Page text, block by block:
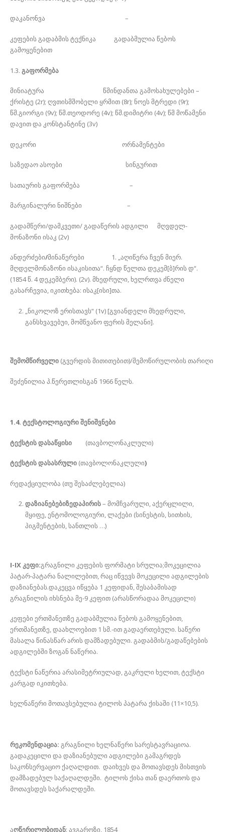
დაკანონვა –
კეფების გადაბმის ტექნიკა გადაბმულია წებოს
გამოყენებით
1.3. გაფორმება
მინიატურა წმინდანთა გამოსახულებები –
ქრისტე (2r); ღვთისმშობელი ყრმით (8r); ნოეს მტრედი (9r);
წმ.გიორგი (9v); წმ.თეოდორე (4v); წმ.დიმიტრი (4v); წმ მოწამენი
დავით და კონსტანტინე (3v)
დეკორი ორნამენტები
საზედაო ასოები სინგურით
სათაურის გაფორმება –
მარგინალური ნიშნები –
გადამწერი/დამკვეთი/ გადაწერის ადგილი მღვდელ-
მონაზონი ისაკ (2v)
ანდერძები/მინაწერები 1. „აღიწერა ჩვენ მიერ.
მღდელმონაზონი ისაკისითა“. ჩყნდ წელთა დეკემ[ბ]რის დ“.
(1854 წ. 4 დეკემბერი). (2v). მხედრული, ხელრთვა ძნელი
გასარჩევია, იკითხება: ისაკ[ისი]თა.
„ნიკოლოზ ერისთავს“ (1v) [გვიანდელი მხედრული,
განსხვავებუი, მომწვანო ფერის მელანი].
შემომწირველი (გვერდის მითითებით)/შემოწირულობის თარიღი
შეძენილია პ.წერეთლისგან 1966 წელს.
1.4. ტექსტოლოგიური შენიშვნები
ტექსტის დასაწყისი (თავბოლონაკლული)
ტექსტის დასასრული (თავბოლონაკლული)
რედაქციულობა (თუ შესაძლებელია)
დაზიანებებიზედაპირის– მომჩვარული, აქერცლილი,
მყიფე, ენტომოლოგიური, ლაქები (სინესტის, სითხის,
პიგმენტების, სანთლის …)
I-IX კეფი:გრაგნილი კეფების ფორმატი სრულია;მოკეცილია
პატარ-პატარა ნალილებით, რაც იწვევს მოკეცილი ადგილების
დაზიანებას.დაკეცვა იწყება 1 კეფიდან, შესაბამისად
გრაგნილის იხსნება მე-9 კეფით (არასწორადაა მოკეცილი)
კეფები ერთმანეთზე გადაბმულია წებოს გამოყენებით,
ერთმანეთზე, დაახლოებით 1 სმ.-ით გადაერთებული. საწერი
მასალა წინასწარ არის დამზადებული. გადაბმის/გადაწებების
ადგილებში ზოგან ნაწერია.
ტექსტი ნაწერია არასიმეტრიულად, გაკრული ხელით, ტექსტი
კარგად იკითხება.
ხელნაწერი მოთავსებულია ტილოს პატარა ქისაში (11×10,5).
რეკომენდაცია: გრაგნილი ხელნაწერი სარესტავრაციოა.
გადაკეცილი და დაზიანებული ადგილები გამაგრდეს
საკონსერვაციო ქაღალდით. დაიხვეს და მოთავსდეს მისთვის
დამზადებულ საქაღალდეში. ტილოს ქისა თან დაერთოს და
მოთავსდეს საქარალდეში.
აღწერილობიდან: ავგაროზი, 1854